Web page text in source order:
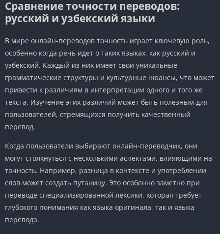
Сравнение точности переводов:
русский и узбекский языки
В мире онлайн-переводов точность играет ключевую роль,
особенно когда речь идет о таких языках, как русский и
узбекский. Каждый из них имеет свои уникальные
грамматические структуры и культурные нюансы, что может
привести к различиям в интерпретации одного и того же
текста. Изучение этих различий может быть полезным для
пользователей, стремящихся получить качественный
перевод.
Когда пользователи выбирают онлайн-переводчик, они
могут столкнуться с несколькими аспектами, влияющими на
точность. Например, разница в контексте и употреблении
слов может создать путаницу. Это особенно заметно при
переводе специализированной лексики, которая требует
глубокого понимания как языка оригинала, так и языка
перевода.